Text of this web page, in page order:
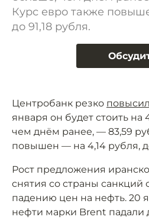
Курс евро также
до 91,18 рубля.
Центробанк резко повысил
января он будет стоить на
чем днём ранее, — 83,59
повышен — на 4,14 рубля,
Рост предложения
снятия со страны санкций
падению цен на нефть. 20
нефти марки Brent падали